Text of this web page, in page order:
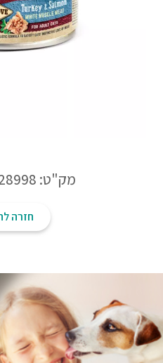
מק"ט: 8595602528998
חזרה